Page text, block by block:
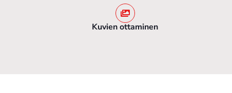
Kuvien ottaminen